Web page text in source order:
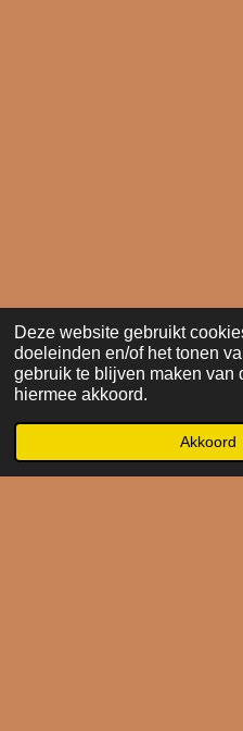
Deze website gebruikt
doeleinden en/of het tonen
gebruik te blijven maken van
hiermee akkoord.
Akkoord
Telefoonnummer